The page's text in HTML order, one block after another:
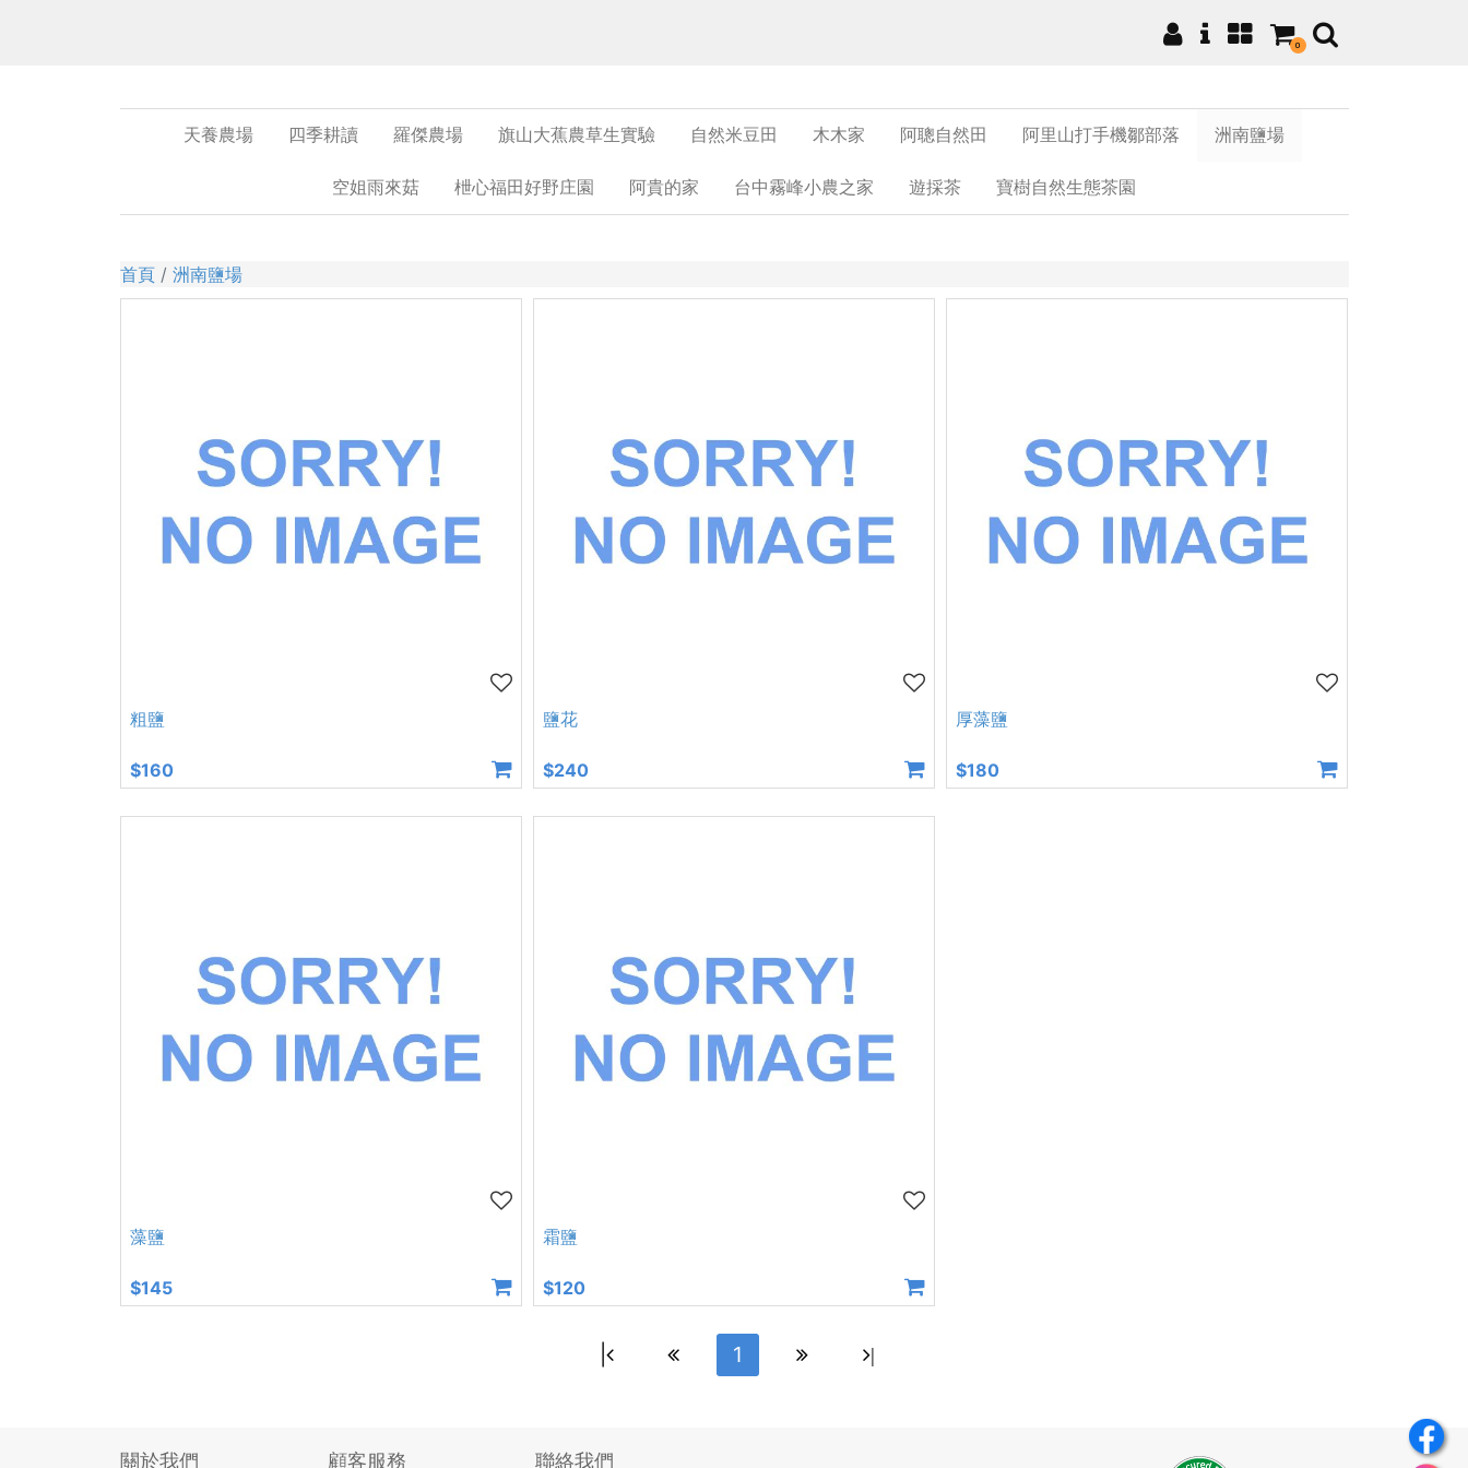
0
天養農場 四季耕讀 羅傑農場 旗山大蕉農草生實驗 自然米豆田 木木家 阿聰自然田 阿里山打手機鄒部落 洲南鹽場
空姐雨來菇 枻心福田好野庄園 阿貴的家 台中霧峰小農之家 遊採茶 寶樹自然生態茶園
首頁 洲南鹽場
粗鹽
$160
鹽花
$240
厚藻鹽
$180
藻鹽
$145
霜鹽
$120
1 |
關於我們 顧客服務 聯絡我們